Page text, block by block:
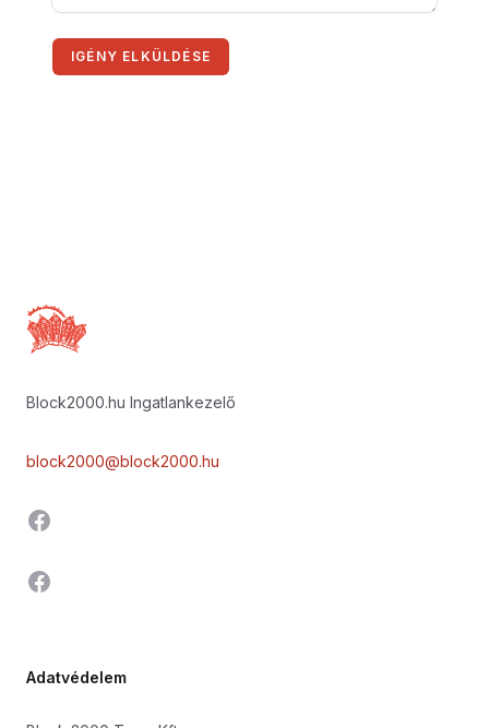
IGÉNY ELKÜLDÉSE
Block2000.hu Ingatlankezelő
block2000@block2000.hu
Facebook
Facebook
Adatvédelem